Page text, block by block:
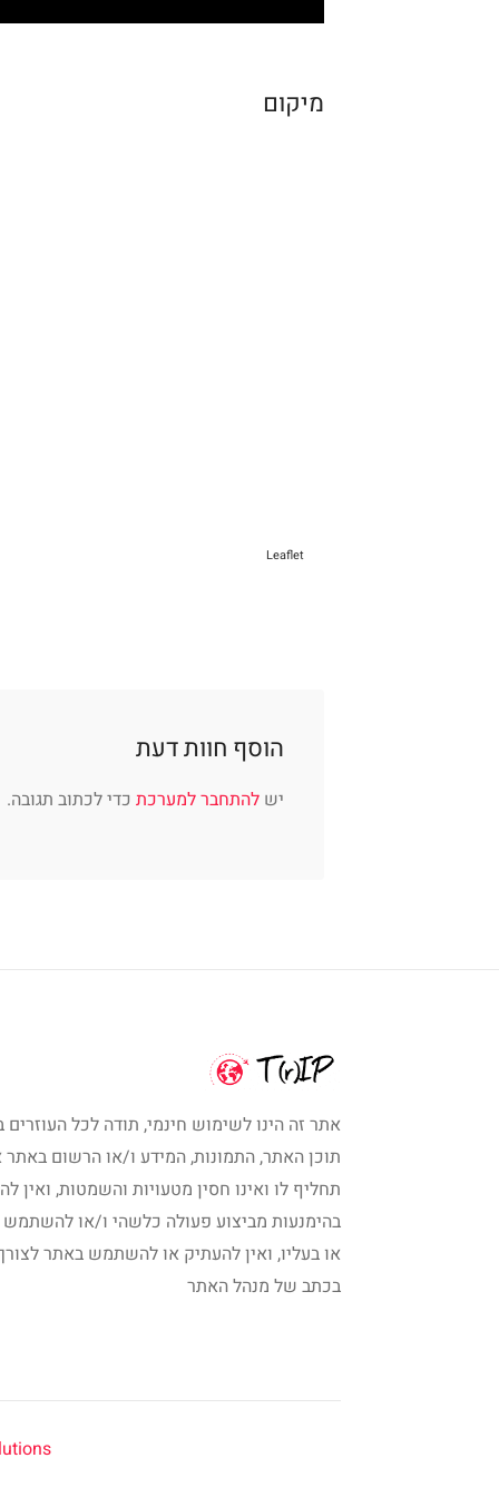
מיקום
Leaflet
הוסף חוות דעת
יש להתחבר למערכת כדי לכתוב תגובה.
אתר זה הינו לשימוש חינמי, תודה לכל העוזרים
תוכן האתר, התמונות, המידע ו/או הרשום באתר
תחליף לו ואינו חסין מטעויות והשמטות, ואין
בהימנעות מביצוע פעולה כלשהי ו/או
או בעליו, ואין להעתיק או להשתמש באתר
בכתב של מנהל האתר
| ©